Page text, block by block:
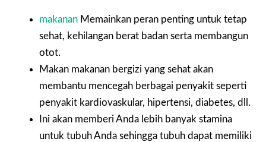
makanan Memainkan peran penting untuk tetap
sehat, kehilangan berat badan serta membangun
otot.
Makan makanan bergizi yang sehat akan
membantu mencegah berbagai penyakit seperti
penyakit kardiovaskular, hipertensi, diabetes, dll.
Ini akan memberi Anda lebih banyak stamina
untuk tubuh Anda sehingga tubuh dapat memiliki